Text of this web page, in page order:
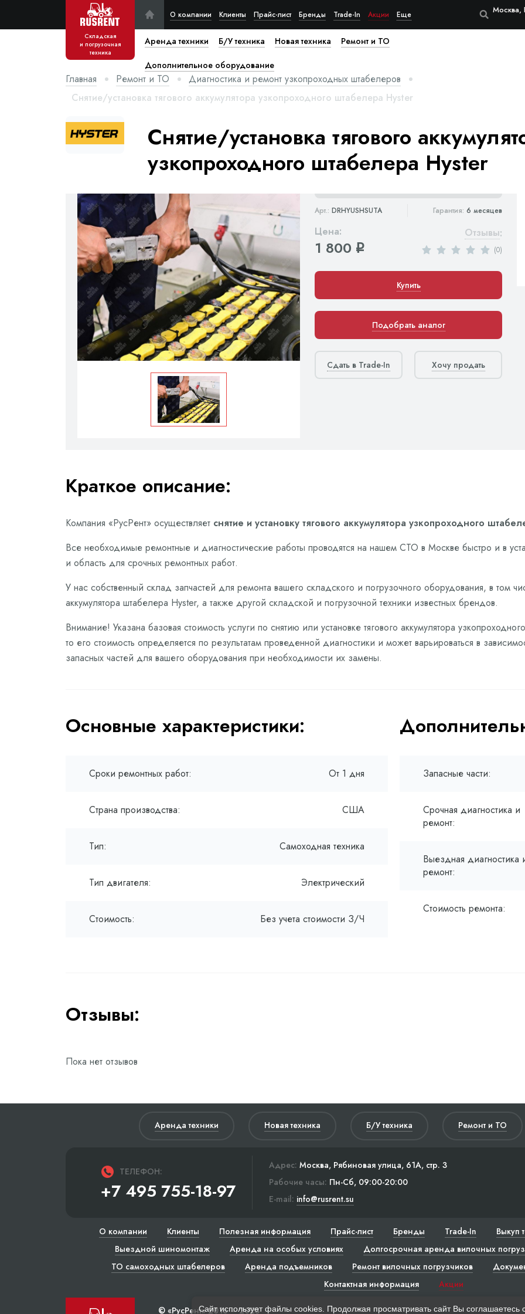
Складская
и погрузочная
техника
О компании Клиенты Прайс-лист Бренды Trade-In Акции Еще Москва,
Аренда техники Б/У техника Новая техника Ремонт и ТО
Дополнительное оборудование
Главная Ремонт и ТО
Диагностика и ремонт узкопроходных штабелеров
Снятие/установка тягового аккумулятора узкопроходного штабелера Hyster
Снятие/установка тягового
узкопроходного штабелера Hyster
Арт.: DRHYUSHSUTA Гарантия: 6 месяцев
Цена:
1 800 q
Отзывы:
(0)
Купить
Подобрать аналог
Сдать в Trade-In Хочу продать
Краткое описание:
Компания «РусРент» осуществляет снятие и установку тягового аккумулятора узкопроходного
Все необходимые ремонтные и диагностические работы проводятся на нашем СТО в Москве быстро и в
и область для срочных ремонтных работ.
У нас собственный склад запчастей для ремонта вашего складского и погрузочного оборудования, в том
аккумулятора штабелера Hyster, а также другой складской и погрузочной техники известных брендов.
Внимание! Указана базовая стоимость услуги по снятию или установке тягового аккумулятора
то его стоимость определяется по результатам проведенной диагностики и может варьироваться в
запасных частей для вашего оборудования при необходимости их замены.
Основные характеристики:
Сроки ремонтных работ: От 1 дня
Страна производства: США
Тип: Самоходная техника
Тип двигателя: Электрический
Стоимость: Без учета стоимости З/Ч
Запасные части:
Срочная диагностика и
ремонт:
Выездная диагностика
ремонт:
Стоимость ремонта:
Отзывы:
Пока нет отзывов
Аренда техники Новая техника Б/У техника Ремонт и ТО
ТЕЛЕФОН:
+7 495 755-18-97
Адрес: Москва, Рябиновая улица, 61А, стр. 3
Рабочие часы: Пн-Сб, 09:00-20:00
E-mail: info@rusrent.su
О компании Клиенты Полезная информация Прайс-лист Бренды Trade-In Выкуп
Выездной шиномонтаж
Аренда на особых условиях Долгосрочная аренда вилочных
ТО самоходных штабелеров
Аренда подъемников Ремонт вилочных погрузчиков
Контактная информация
Акции
© «РусРент» 2016 – 2023
Сайт использует файлы cookies. Продолжая просматривать сайт Вы соглашаетесь